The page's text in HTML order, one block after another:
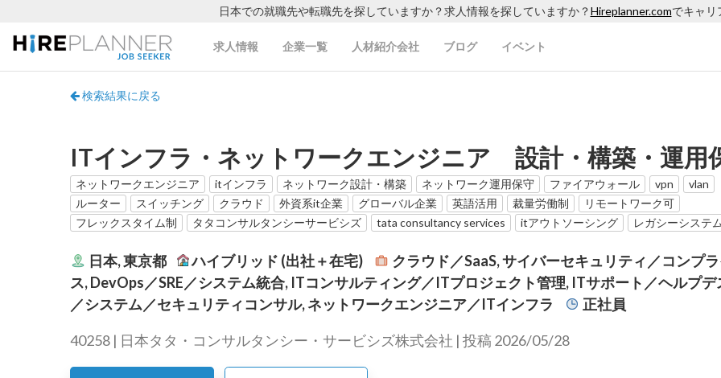
日本での就職先や転職先を探していますか？求人情報を探していますか？Hireplanner.comでキャリ
求人情報 企業一覧 人材紹介会社 ブログ イベント
検索結果に戻る
ITインフラ・ネットワークエンジニア 設計・構築・運用
ネットワークエンジニア itインフラ ネットワーク設計・構築 ネットワーク運用保守 ファイアウォール vpn
vlan
ルーター
スイッチング クラウド 外資系it企業 グローバル企業 英語活用 裁量労働制
リモートワーク可
フレックスタイム制
タタコンサルタンシーサービシズ tata consultancy services itアウトソーシング レガシーシステ
日本, 東京都 ハイブリッド (出社＋在宅)
クラウド／SaaS, サイバーセキュリティ／コンプ
ス, DevOps／SRE／システム統合, ITコンサルティング／ITプロジェクト管理, ITサポート／ヘルプデ
／システム／セキュリティコンサル, ネットワークエンジニア／ITインフラ
正社員
40258 | 日本タタ・コンサルタンシー・サービシズ株式会社 | 投稿 2026/05/28